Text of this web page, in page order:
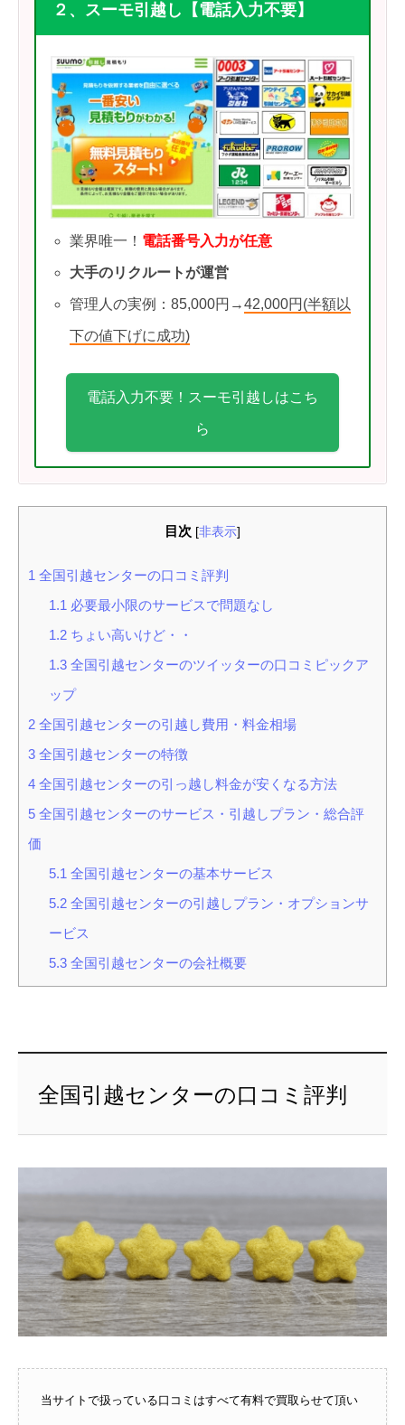
２、スーモ引越し【電話入力不要】
業界唯一！ 電話番号入力が任意
大手のリクルートが運営
管理人の実例：85,000円→42,000円(半額以
下の値下げに成功)
電話入力不要！スーモ引越しはこち
ら
目次 [非表示]
1 全国引越センターの口コミ評判
1.1 必要最小限のサービスで問題なし
1.2ちょい高いけど・・
1.3全国引越センターのツイッターの口コミピックア
ップ
2 全国引越センターの引越し費用・料金相場
3 全国引越センターの特徴
4 全国引越センターの引っ越し料金が安くなる方法
5 全国引越センターのサービス・引越しプラン・総合評
価
5.1 全国引越センターの基本サービス
5.2全国引越センターの引越しプラン・オプションサ
ービス
5.3全国引越センターの会社概要
全国引越センターの口コミ評判
当サイトで扱っている口コミはすべて有料で買取らせて頂い